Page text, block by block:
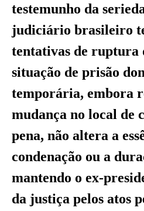
testemunho da
judiciário brasileiro
tentativas de ruptura
situação de prisão
temporária, embora
mudança no local de
pena, não altera a
condenação ou a
mantendo o ex-
da justiça pelos atos